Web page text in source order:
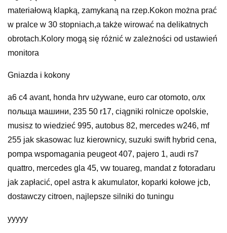
materiałową klapką, zamykaną na rzep.Kokon można prać
w pralce w 30 stopniach,a także wirować na delikatnych
obrotach.Kolory mogą się różnić w zależności od ustawień
monitora
Gniazda i kokony
a6 c4 avant, honda hrv używane, euro car otomoto, олх
польща машини, 235 50 r17, ciągniki rolnicze opolskie,
musisz to wiedzieć 995, autobus 82, mercedes w246, mf
255 jak skasowac luz kierownicy, suzuki swift hybrid cena,
pompa wspomagania peugeot 407, pajero 1, audi rs7
quattro, mercedes gla 45, vw touareg, mandat z fotoradaru
jak zapłacić, opel astra k akumulator, koparki kołowe jcb,
dostawczy citroen, najlepsze silniki do tuningu
yyyyy